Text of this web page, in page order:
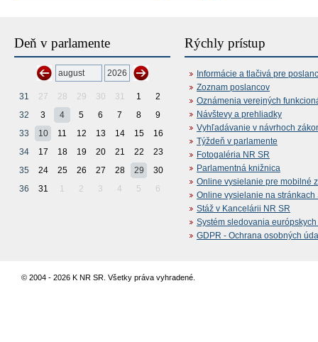
Deň v parlamente
31 27 28 29 30 31 1
2
32
3 4 5 6 7 8
9
33
10 11 12 13 14 15
16
34
17 18 19 20 21 22
23
35
24 25 26 27 28 29
30
36
31 1 2 3 4 5 6
Rýchly prístup
Informácie a tlačivá pre
Zoznam poslancov
Oznámenia verejných
Návštevy a prehliadky
Vyhľadávanie v návrhoch
Týždeň v parlamente
Fotogaléria NR SR
Parlamentná knižnica
Online vysielanie pre mobilné
Online vysielanie na stránkach
Stáž v Kancelárii NR SR
Systém sledovania
GDPR - Ochrana osobných
© 2004 - 2026 K NR SR. Všetky práva vyhradené.